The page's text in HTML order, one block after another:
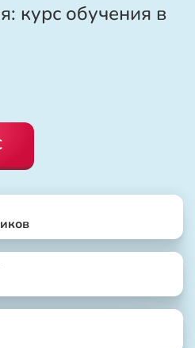
курс обучения в